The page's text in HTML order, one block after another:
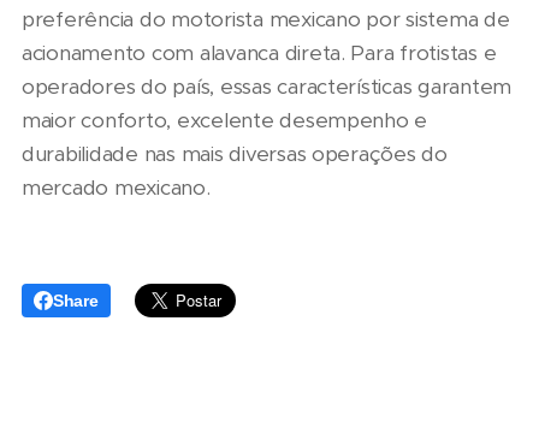
preferência do motorista mexicano por sistema de
acionamento com alavanca direta. Para frotistas e
operadores do país, essas características garantem
maior conforto, excelente desempenho e
durabilidade nas mais diversas operações do
mercado mexicano.
Share